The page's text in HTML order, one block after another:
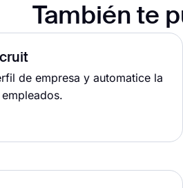
También te
de empresa y automatice la